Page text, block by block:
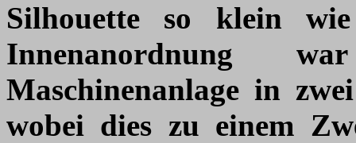
Silhouette so klein
Innenanordnung
Maschinenanlage in
wobei dies zu einem